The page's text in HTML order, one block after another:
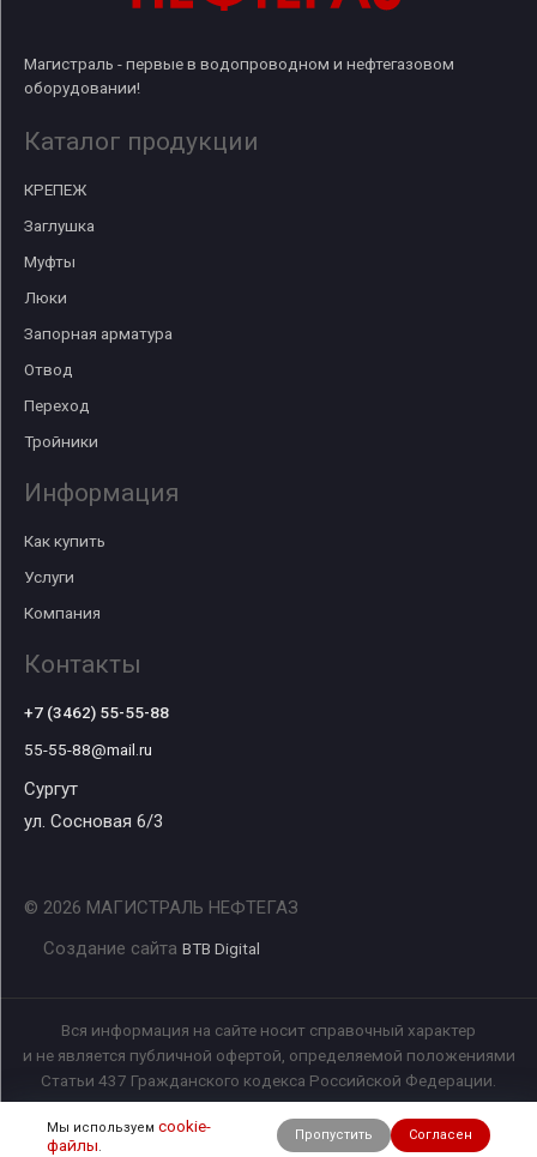
Магистраль - первые в водопроводном и нефтегазовом
оборудовании!
Каталог продукции
КРЕПЕЖ
Заглушка
Муфты
Люки
Запорная арматура
Отвод
Переход
Тройники
Информация
Как купить
Услуги
Компания
Контакты
+7 (3462) 55-55-88
55-55-88@mail.ru
Сургут
ул. Сосновая 6/3
© 2026 МАГИСТРАЛЬ НЕФТЕГАЗ
Создание сайта BTB Digital
Вся информация на сайте носит справочный характер
и не является публичной офертой, определяемой положениями
Статьи 437 Гражданского кодекса Российской Федерации.
Мы используем cookie-
файлы.
Пропустить Согласен